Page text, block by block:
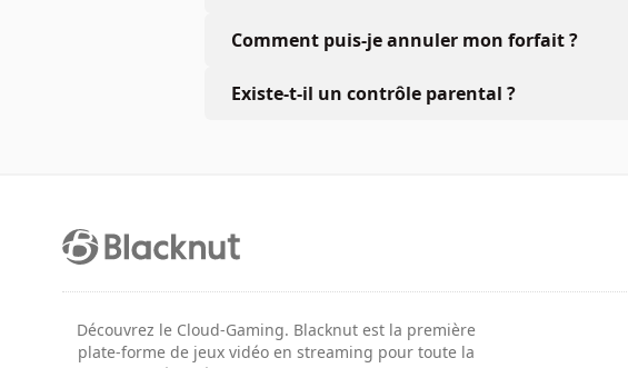
Comment puis-je annuler mon forfait ?
Existe-t-il un contrôle parental ?
Découvrez le Cloud-Gaming. Blacknut est la première
plate-forme de jeux vidéo en streaming pour toute la